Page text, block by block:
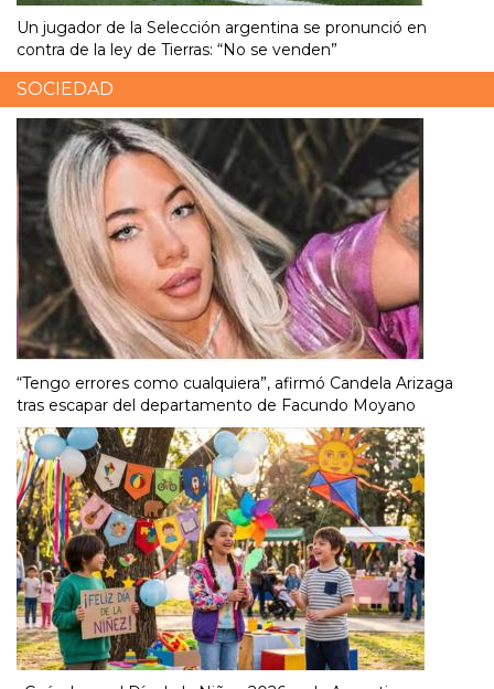
Un jugador de la Selección argentina se pronunció en
contra de la ley de Tierras: “No se venden”
SOCIEDAD
“Tengo errores como cualquiera”, afirmó Candela Arizaga
tras escapar del departamento de Facundo Moyano